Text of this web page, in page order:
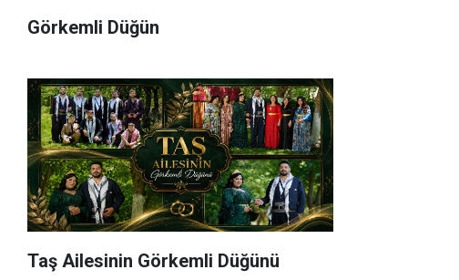
Görkemli Düğün
Taş Ailesinin Görkemli Düğünü